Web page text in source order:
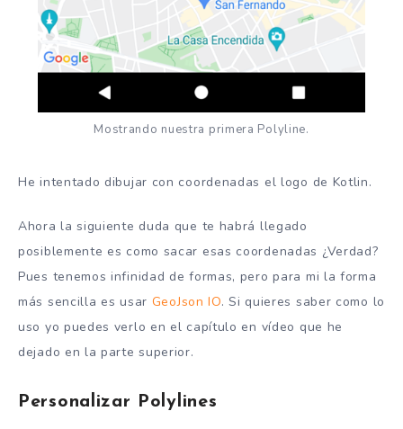
Mostrando nuestra primera Polyline.
He intentado dibujar con coordenadas el logo de Kotlin.
Ahora la siguiente duda que te habrá llegado
posiblemente es como sacar esas coordenadas ¿Verdad?
Pues tenemos infinidad de formas, pero para mi la forma
más sencilla es usar GeoJson IO. Si quieres saber como lo
uso yo puedes verlo en el capítulo en vídeo que he
dejado en la parte superior.
Personalizar Polylines